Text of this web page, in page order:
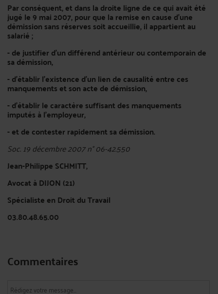
Par conséquent, et dans la droite ligne de ce qui avait été
jugé le 9 mai 2007, pour que la remise en cause d'une
démission sans réserves soit accueillie, il appartient au
salarié ;
- de justifier d'un différend antérieur ou contemporain de
sa démission,
- d'établir l'existence d'un lien de causalité entre ces
manquements et son acte de démission,
- d'établir le caractère suffisant des manquements
imputés à l'employeur,
- et de contester rapidement sa démission.
Soc. 19 décembre 2007 n° 06-42.550
Jean-Philippe SCHMITT,
Avocat à DIJON (21)
Spécialiste en Droit du Travail
03.80.48.65.00
Commentaires